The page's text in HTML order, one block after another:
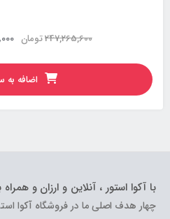
تومان247,265,600
اضافه به
با آکوا استور ، آنلاین و ارزان و
چهار هدف اصلی ما در فروشگاه آکوا استور